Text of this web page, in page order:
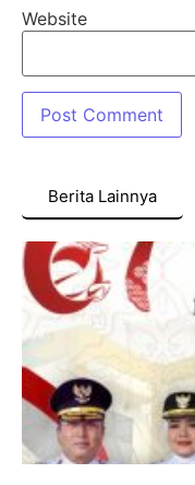
Website
Berita Lainnya